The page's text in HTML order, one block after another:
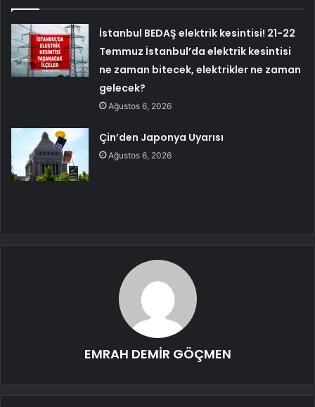
İstanbul BEDAŞ elektrik kesintisi! 21-22
Temmuz İstanbul’da elektrik kesintisi
ne zaman bitecek, elektrikler ne zaman
gelecek?
Ağustos 6, 2026
Çin’den Japonya Uyarısı
Ağustos 6, 2026
EMRAH DEMİR GÖÇMEN